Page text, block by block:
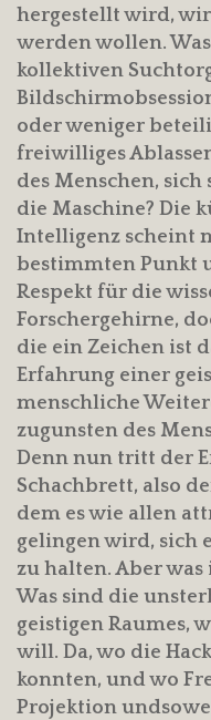
hergestellt wird,
werden wollen.
kollektiven
oder weniger
freiwilliges
des Menschen, sich
die Maschine? Die
Intelligenz scheint
bestimmten Punkt
Respekt für die
Forschergehirne,
die ein Zeichen ist
Erfahrung einer
menschliche
zugunsten des
Denn nun tritt der
Schachbrett, also
dem es wie allen
gelingen wird, sich
zu halten. Aber
Was sind die
geistigen Raumes,
will. Da, wo die
konnten, und wo
Projektion